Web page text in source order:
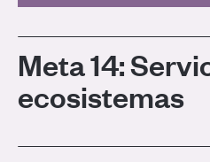
Meta 14:
ecosistemas